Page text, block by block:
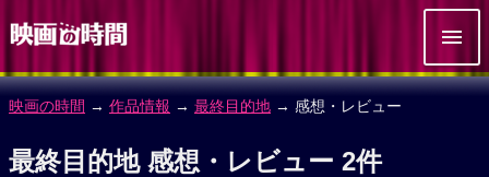
映画の時間 → 作品情報 → 最終目的地 → 感想・レビュー
最終目的地 感想・レビュー 2件